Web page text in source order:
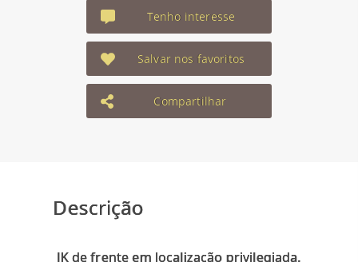
Tenho interesse
Salvar nos favoritos
Compartilhar
Descrição